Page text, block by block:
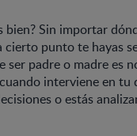
Sin importar
cierto punto te hayas
ser padre o madre es
interviene en tu
o estás